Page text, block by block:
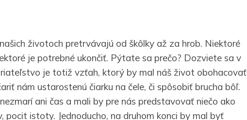
životoch pretrvávajú od škôlky až za hrob. Niektoré
je potrebné ukončiť. Pýtate sa prečo? Dozviete sa v
je totiž vzťah, ktorý by mal náš život obohacovať
nám ustarostenú čiarku na čele, či spôsobiť brucha bôľ.
ani čas a mali by pre nás predstavovať niečo ako
pocit istoty. Jednoducho, na druhom konci by mal byť